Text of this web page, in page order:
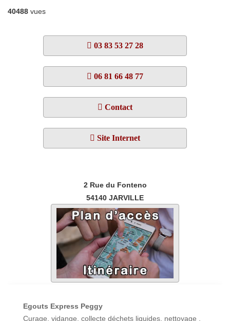
40488 vues
03 83 53 27 28
06 81 66 48 77
Contact
Site Internet
2 Rue du Fonteno
54140 JARVILLE
Egouts Express Peggy
Curage, vidange, collecte déchets liquides, nettoyage ,